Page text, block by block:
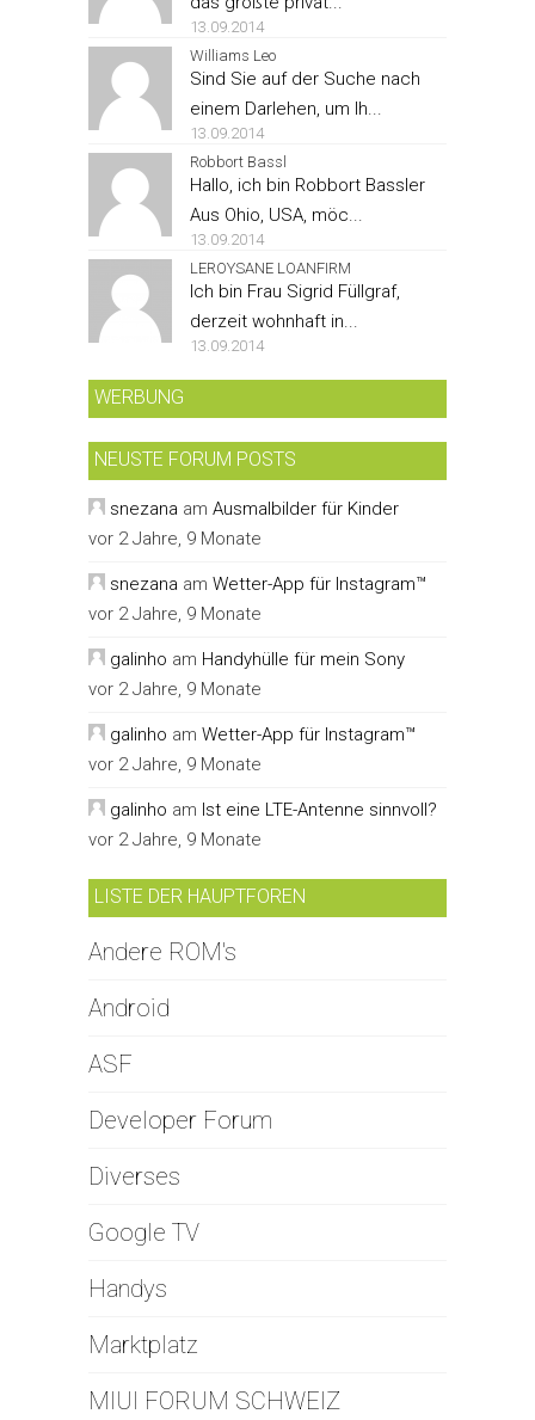
13.09.2014
Williams Leo
Sind Sie auf der Suche nach
einem Darlehen, um Ih...
13.09.2014
Robbort Bassl
Hallo, ich bin Robbort Bassler
Aus Ohio, USA, möc...
13.09.2014
LEROYSANE LOANFIRM
Ich bin Frau Sigrid Füllgraf,
derzeit wohnhaft in...
13.09.2014
WERBUNG
NEUSTE FORUM POSTS
snezana am Ausmalbilder für Kinder
vor 2 Jahre, 9 Monate
snezana am Wetter-App für Instagram™
vor 2 Jahre, 9 Monate
galinho am Handyhülle für mein Sony
vor 2 Jahre, 9 Monate
galinho am Wetter-App für Instagram™
vor 2 Jahre, 9 Monate
galinho am Ist eine LTE-Antenne sinnvoll?
vor 2 Jahre, 9 Monate
LISTE DER HAUPTFOREN
Andere ROM's
Android
ASF
Developer Forum
Diverses
Google TV
Handys
Marktplatz
MIUI FORUM SCHWEIZ